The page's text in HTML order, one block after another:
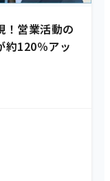
！営業活動の
約120％アッ